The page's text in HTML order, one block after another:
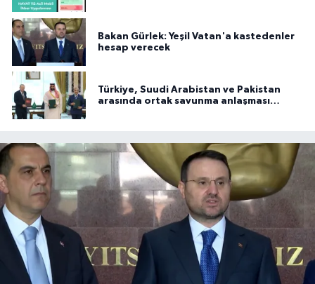
Bakan Gürlek: Yeşil Vatan'a kastedenler
hesap verecek
Türkiye, Suudi Arabistan ve Pakistan
arasında ortak savunma anlaşması